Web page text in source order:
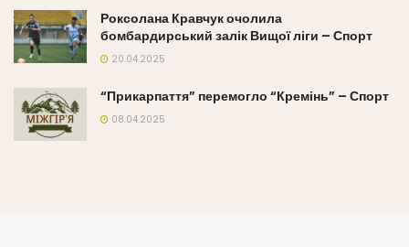
Роксолана Кравчук очолила
бомбардирський залік Вищої ліги – Спорт
20.04.2025
“Прикарпаття” перемогло “Кремінь” – Спорт
08.04.2025